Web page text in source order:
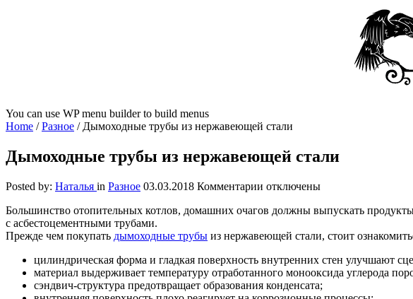
You can use WP menu builder to build menus
Home /Разное / Дымоходные трубы из нержавеющей стали
Дымоходные трубы из нержавеющей стали
Posted by: Наталья in Разное 03.03.2018 Комментарии к
Дымоходные
из
стали
отключены
Большинство отопительных котлов, домашних очагов должны выпускать
с асбестоцементными трубами.
Прежде чем покупать дымоходные трубы из нержавеющей стали, стоит
цилиндрическая форма и гладкая поверхность внутренних стен улучшают
материал выдерживает температуру отработанного монооксида углерода
сэндвич-структура предотвращает образования конденсата;